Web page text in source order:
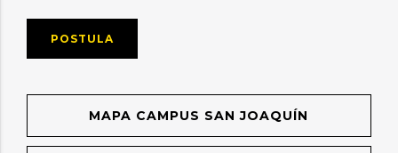
POSTULA
MAPA CAMPUS SAN JOAQUÍN